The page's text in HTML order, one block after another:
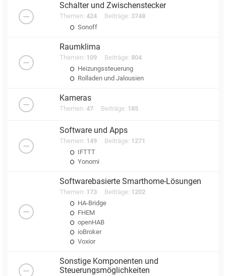
Schalter und Zwischenstecker
Themen: 424 Beiträge: 3748
Sonoff
Raumklima
Themen: 109 Beiträge: 804
Heizungssteuerung
Rolladen und Jalousien
Kameras
Themen: 47 Beiträge: 185
Software und Apps
Themen: 149 Beiträge: 1271
IFTTT
Yonomi
Softwarebasierte Smarthome-Lösungen
Themen: 173 Beiträge: 1202
HA-Bridge
FHEM
openHAB
ioBroker
Voxior
Sonstige Komponenten und
Steuerungsmöglichkeiten